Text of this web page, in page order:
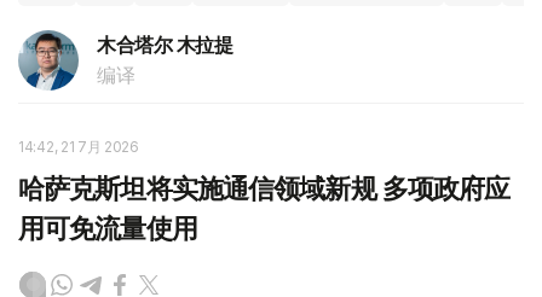
木合塔尔 木拉提
编译
14:42, 21 7月 2026
哈萨克斯坦将实施通信领域新规 多项政府应
用可免流量使用